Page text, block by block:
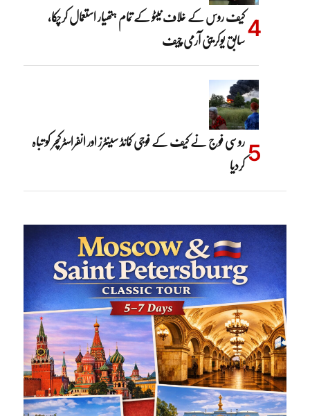
کیف روس کے خلاف نیٹو کے تمام ہتھیار استعمال کرچکا،
سابق یوکرینی آرمی چیف
روسی فوج نے کیف کے فوجی کمانڈ سینٹرز اور انفراسٹرکچر کو تباہ
کردیا